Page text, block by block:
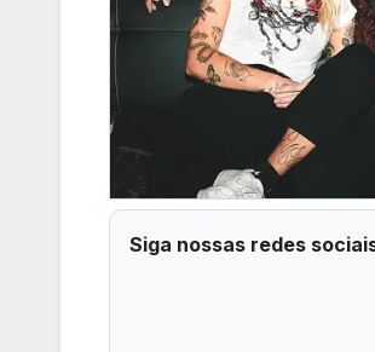
Siga nossas redes